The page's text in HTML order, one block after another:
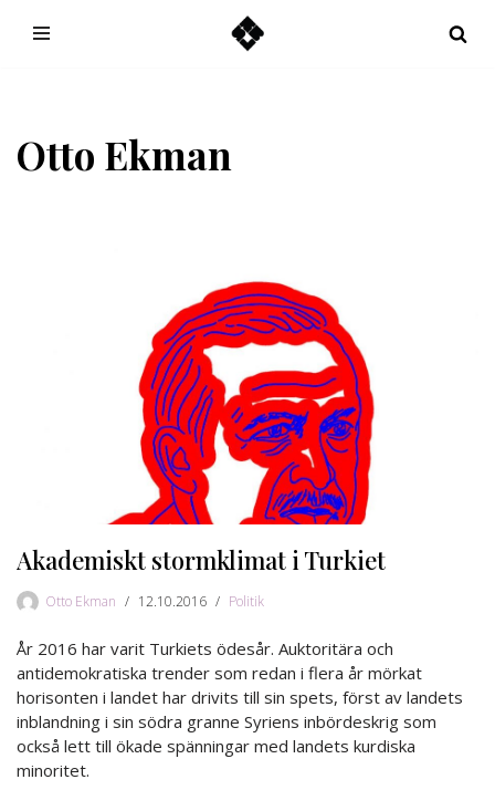
Otto Ekman
Akademiskt stormklimat i Turkiet
Otto Ekman 12.10.2016 Politik
År 2016 har varit Turkiets ödesår. Auktoritära och
antidemokratiska trender som redan i flera år mörkat
horisonten i landet har drivits till sin spets, först av landets
inblandning i sin södra granne Syriens inbördeskrig som
också lett till ökade spänningar med landets kurdiska
minoritet.